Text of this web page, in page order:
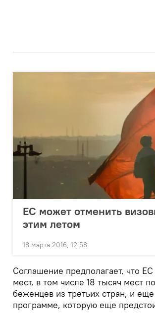
ЕС может отменить
этим летом
18 марта 2016, 12:58
Соглашение предполагает, что
мест, в том числе 18 тысяч мест
беженцев из третьих стран, и
программе, которую еще